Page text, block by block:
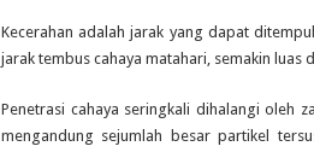
Kecerahan adalah jarak yang dapat
jarak tembus cahaya matahari, semakin
Penetrasi cahaya seringkali dihalangi oleh
mengandung sejumlah besar partikel